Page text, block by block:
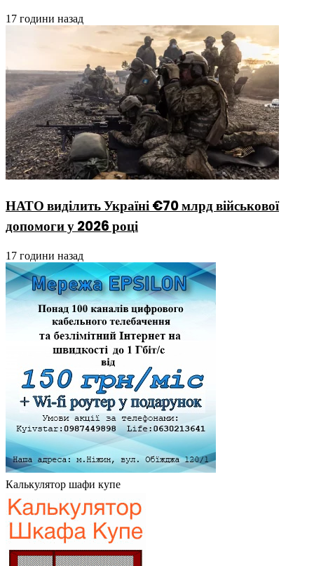
17 години назад
НАТО виділить Україні €70 млрд військової
допомоги у 2026 році
17 години назад
Калькулятор шафи купе